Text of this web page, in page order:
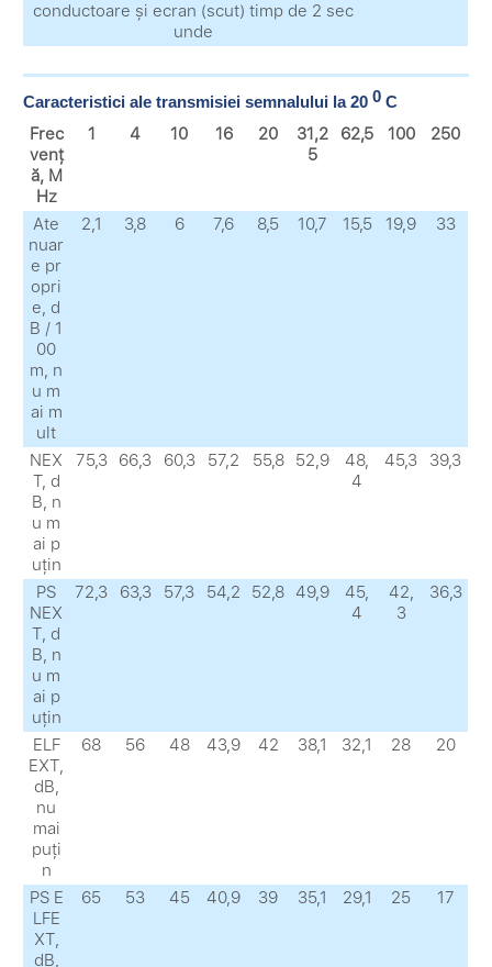
conductoare și ecran (scut) timp de 2 sec
unde
Caracteristici ale transmisiei semnalului la 200 C
Frec
venț
ă, M
Hz
1 4 10 16 20
31,2
5
62,5 100 250
Ate
nuar
e pr
opri
e, d
B / 1
00
m, n
u m
ai m
ult
2,1 3,8 6 7,6 8,5 10,7 15,5 19,9 33
NEX
T, d
B, n
u m
ai p
uțin
75,3 66,3 60,3 57,2 55,8 52,9
48,
4
45,3 39,3
PS
NEX
Т, d
B, n
u m
ai p
uțin
72,3 63,3 57,3 54,2 52,8 49,9
45,
4
42,
3
36,3
ELF
EXТ,
dB,
nu
mai
puți
n
68 56 48 43,9 42 38,1 32,1 28 20
PS E
LFE
XТ,
dB,
65 53 45 40,9 39 35,1 29,1 25 17